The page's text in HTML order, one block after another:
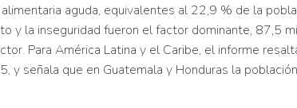
aguda, equivalentes al 22,9 % de la
y la inseguridad fueron el factor dominante, 87,5
Para América Latina y el Caribe, el informe
señala que en Guatemala y Honduras la